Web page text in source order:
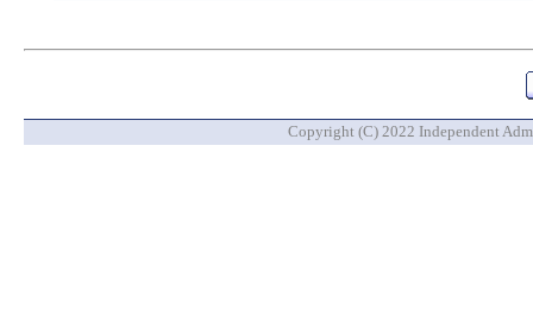
Copyright (C) 2022 Independent